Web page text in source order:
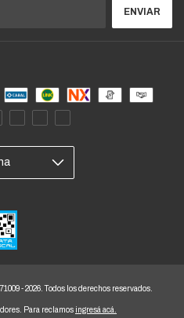
- 2026. Todos los derechos reservados.
Para reclamos ingresá acá.